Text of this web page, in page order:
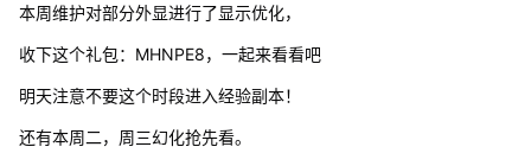
本周维护对部分外显进行了显示优化，
收下这个礼包：MHNPE8，一起来看看吧
明天注意不要这个时段进入经验副本！
还有本周二，周三幻化抢先看。